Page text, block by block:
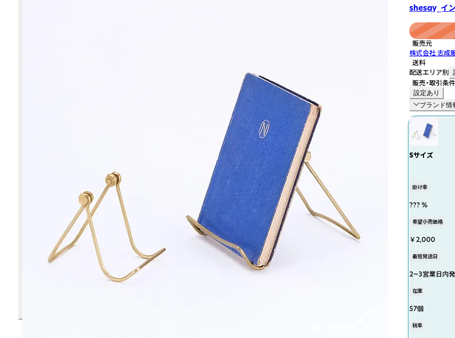
shesay‗イ
販売元
株式会社 志成
送料
配送エリア別
販売・取引条件
設定あり
ブランド情
Sサイズ
掛け率
??? %
希望小売価格
￥2,000
最短発送日
2~3営業日内
在庫
57個
税率